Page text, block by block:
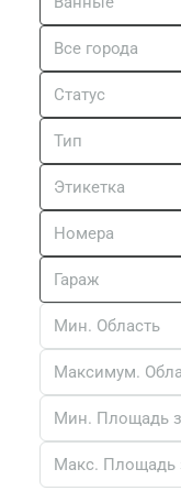
Все города
Статус
Тип
Этикетка
Номера
Гараж